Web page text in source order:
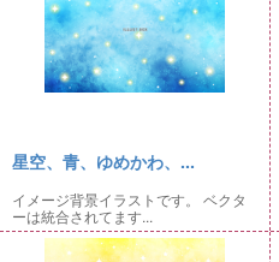
星空、青、ゆめかわ、...
イメージ背景イラストです。 ベクタ
ーは統合されてます...